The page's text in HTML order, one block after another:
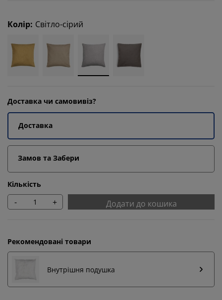
Колір: Світло-сірий
Доставка чи самовивіз?
Доставка
Замов та Забери
Кількість
- + Додати до кошика
Рекомендовані товари
Внутрішня подушка